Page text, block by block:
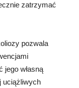
zatrzymać
pozwala
jego własną
uciążliwych